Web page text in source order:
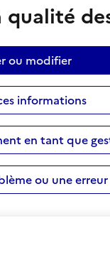
ou modifier
informations
en tant que
ou une erreur